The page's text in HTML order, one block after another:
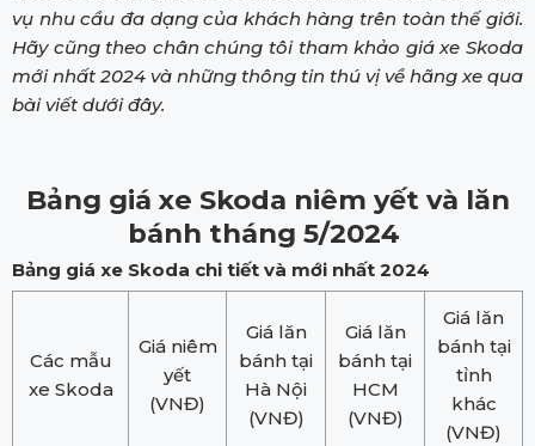
vụ nhu cầu đa dạng của khách hàng trên toàn thế giới.
Hãy cũng theo chân chúng tôi tham khảo giá xe Skoda
mới nhất 2024 và những thông tin thú vị về hãng xe qua
bài viết dưới đây.
Bảng giá xe Skoda niêm yết và lăn
bánh tháng 5/2024
Bảng giá xe Skoda chi tiết và mới nhất 2024
Các mẫu
xe Skoda
Giá niêm
yết
(VNĐ)
Giá lăn
bánh tại
Hà Nội
(VNĐ)
Giá lăn
bánh tại
HCM
(VNĐ)
Giá lăn
bánh tại
tỉnh
khác
(VNĐ)